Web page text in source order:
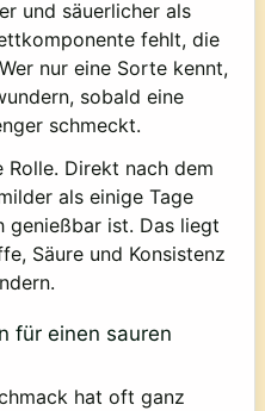
und säuerlicher als
fehlt, die
nur eine Sorte kennt,
sobald eine
schmeckt.
Rolle. Direkt nach dem
als einige Tage
genießbar ist. Das liegt
Säure und Konsistenz
für einen sauren
hat oft ganz